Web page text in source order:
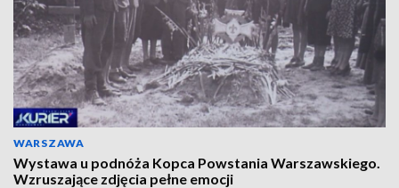
WARSZAWA
Wystawa u podnóża Kopca Powstania Warszawskiego.
Wzruszające zdjęcia pełne emocji